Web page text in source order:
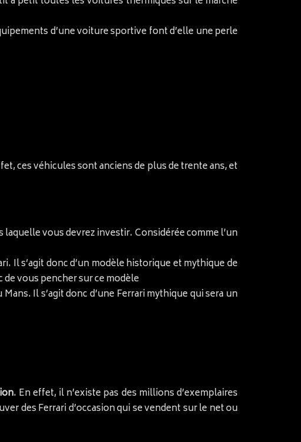
d’une voiture sportive font d’elle une perle
ces véhicules sont anciens de plus de trente ans, et
laquelle vous devrez investir. Considérée comme l’un
Il s’agit donc d’un modèle historique et mythique de
vous pencher sur ce modèle
Il s’agit donc d’une Ferrari mythique qui sera un
. En effet, il n’existe pas des millions d’exemplaires
des Ferrari d’occasion qui se vendent sur le net ou